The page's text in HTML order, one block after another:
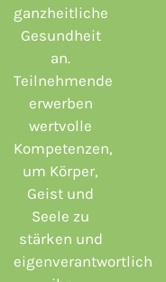
ganzheitliche
Gesundheit
an.
Teilnehmende
erwerben
wertvolle
Kompetenzen,
um Körper,
Geist und
Seele zu
stärken und
eigenverantwortlich